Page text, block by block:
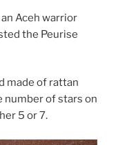
Aceh warrior
the Peurise
made of rattan
number of stars on
5 or 7.